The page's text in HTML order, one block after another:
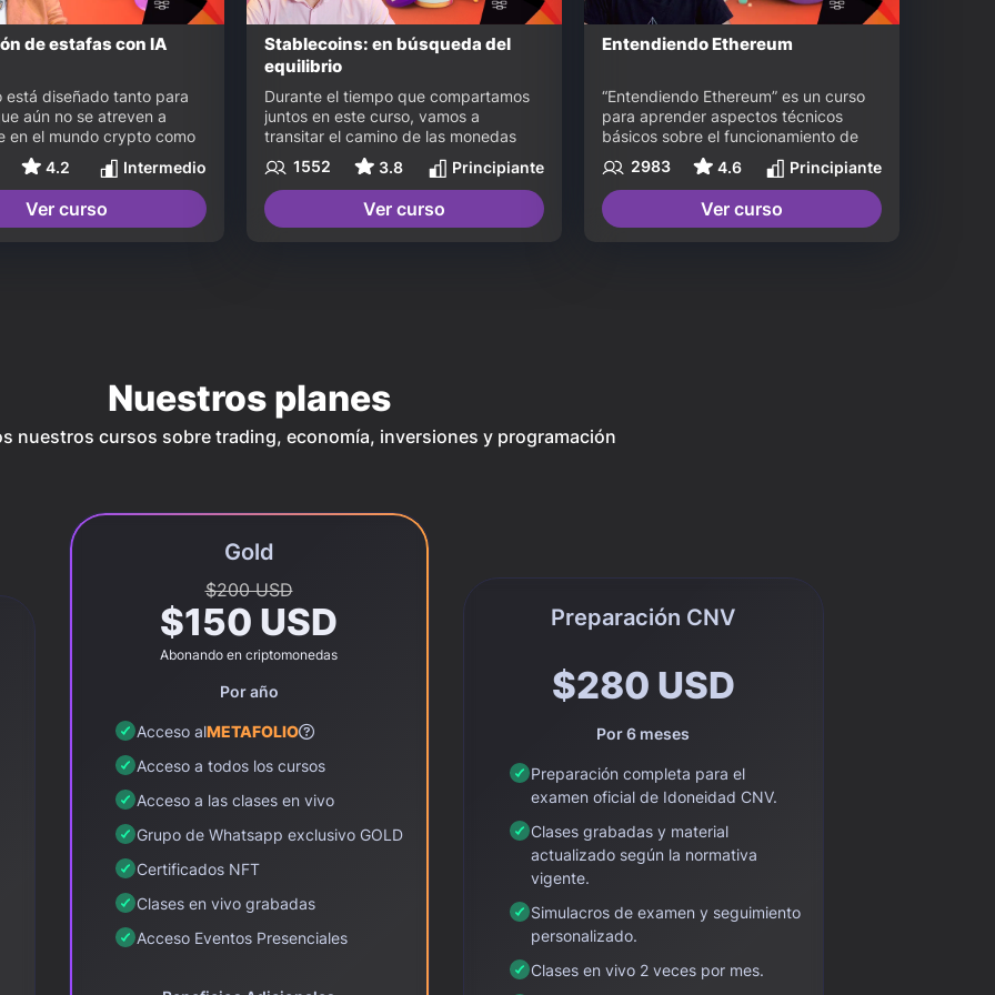
de estafas con IA
está diseñado tanto para
aún no se atreven a
en el mundo crypto como
y entusiastas que ya
un portafolio, pero
sus horizontes de
con herramientas
Artificial puede potenciar
4.2 Intermedio
Ver curso
Stablecoins: en búsqueda del
equilibrio
Durante el tiempo que compartamos
juntos en este curso, vamos a
transitar el camino de las monedas
estables o stablecoins, para que
puedan conocer desde sus orígenes,
qué es volatilidad, saber cuál es el
caso de uso que vienen a resolver,
1552 3.8 Principiante
Ver curso
Entendiendo Ethereum
“Entendiendo Ethereum” es un curso
para aprender aspectos técnicos
básicos sobre el funcionamiento de
esta nueva tecnología y su
importancia para el futuro de internet.
Vas a aprender sobre: Ethereum,
ether, el gas, los contratos
2983 4.6 Principiante
Ver curso
Nuestros planes
nuestros cursos sobre trading, economía, inversiones y programación
Gold
$200 USD
$150 USD
Abonando en criptomonedas
Por año
Acceso alMETAFOLIO
Acceso a todos los cursos
Acceso a las clases en vivo
Grupo de Whatsapp exclusivo GOLD
Certificados NFT
Clases en vivo grabadas
Acceso Eventos Presenciales
Preparación CNV
$280 USD
Por 6 meses
Preparación completa para el
examen oficial de Idoneidad CNV.
Clases grabadas y material
actualizado según la normativa
vigente.
Simulacros de examen y seguimiento
personalizado.
Clases en vivo 2 veces por mes.